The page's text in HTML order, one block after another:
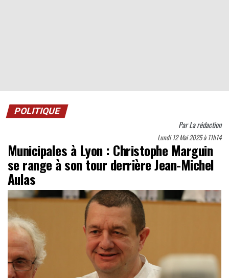
POLITIQUE
ParLa rédaction
Lundi 12 Mai 2025 à 11h14
Municipales à Lyon : Christophe Marguin
se range à son tour derrière Jean-Michel
Aulas